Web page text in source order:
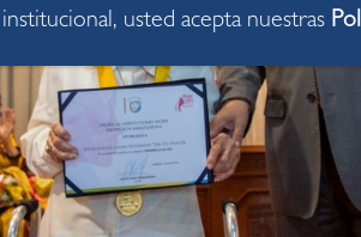
usted acepta nuestras